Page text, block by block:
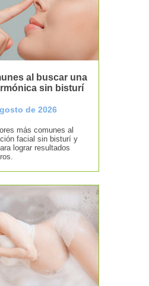
al buscar una
sin bisturí
de 2026
más comunes al
facial sin bisturí y
lograr resultados